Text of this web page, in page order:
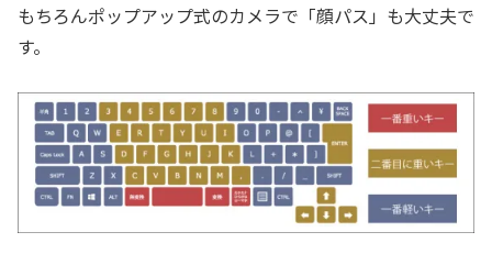
もちろんポップアップ式のカメラで「顔パス」も大丈夫で
す。